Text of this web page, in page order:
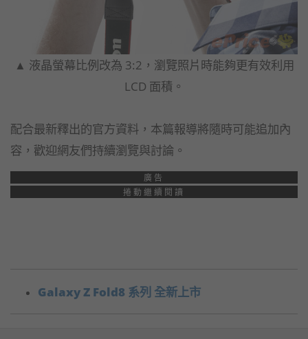
▲ 液晶螢幕比例改為 3:2，瀏覽照片時能夠更有效利用
LCD 面積。
配合最新釋出的官方資料，本篇報導將隨時可能追加內
容，歡迎網友們持續瀏覽與討論。
廣告
捲動繼續閱讀
Galaxy Z Fold8 系列 全新上市